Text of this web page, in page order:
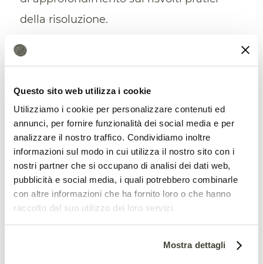
Questo sito web utilizza i cookie
Utilizziamo i cookie per personalizzare contenuti ed
annunci, per fornire funzionalità dei social media e per
analizzare il nostro traffico. Condividiamo inoltre
informazioni sul modo in cui utilizza il nostro sito con i
nostri partner che si occupano di analisi dei dati web,
pubblicità e social media, i quali potrebbero combinarle
con altre informazioni che ha fornito loro o che hanno
raccolto dal suo utilizzo dei loro servizi.
Mostra dettagli
della risoluzione.
Una spinta per l’approvazione del
crimine di ecocidio?
Secondo gli esperti affermare
semplicemente il diritto a un ambiente
sano non è sufficiente. Gli Stati devono
attuare i loro impegni internazionali e
intensificare i loro sforzi. “Cosa li
incentiverà a farlo? Non possiamo contare
Jojo Mehta,